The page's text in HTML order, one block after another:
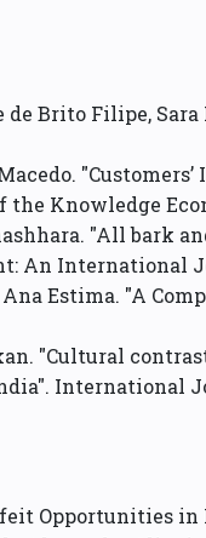
de Brito Filipe,
Knowledge
"All
An International
Estima. "A
"Cultural
International
Opportunities in